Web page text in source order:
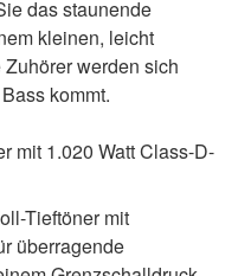
das staunende
kleinen, leicht
werden sich
kommt.
mit 1.020 Watt Class-D-
Tieftöner mit
überragende